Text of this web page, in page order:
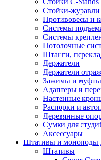
Стойки C-Stands
Стойки-журавли
Противовесы и
Системы
Системы
Потолочные
Штанги,
Держатели
Держатели
Зажимы и муфты
Адаптеры и
Настенные
Распорки и
Деревянные
Сумки для
Аксессуары
Штативы и моноподы
Штативы